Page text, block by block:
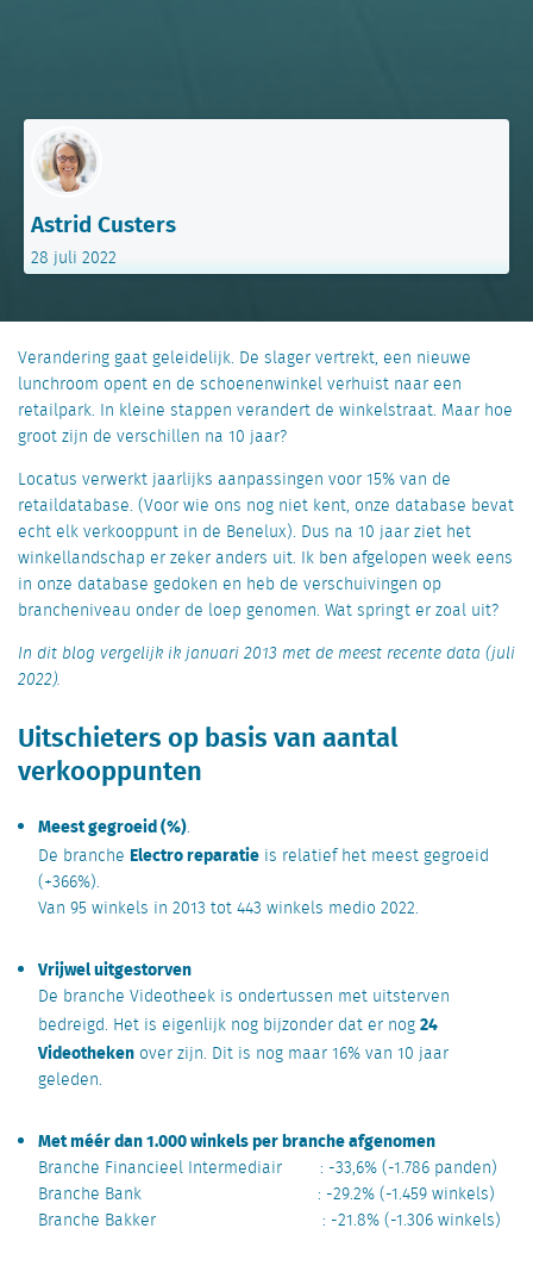
Astrid Custers
28 juli 2022
Verandering gaat geleidelijk. De slager vertrekt, een nieuwe
lunchroom opent en de schoenenwinkel verhuist naar een
retailpark. In kleine stappen verandert de winkelstraat. Maar hoe
groot zijn de verschillen na 10 jaar?
Locatus verwerkt jaarlijks aanpassingen voor 15% van de
retaildatabase. (Voor wie ons nog niet kent, onze database bevat
echt elk verkooppunt in de Benelux). Dus na 10 jaar ziet het
winkellandschap er zeker anders uit. Ik ben afgelopen week eens
in onze database gedoken en heb de verschuivingen op
brancheniveau onder de loep genomen. Wat springt er zoal uit?
In dit blog vergelijk ik januari 2013 met de meest recente data (juli
2022).
Uitschieters op basis van aantal
verkooppunten
Meest gegroeid (%).
De branche Electro reparatieis relatief het meest gegroeid
(+366%).
Van 95 winkels in 2013 tot 443 winkels medio 2022.
Vrijwel uitgestorven
De branche Videotheek is ondertussen met uitsterven
bedreigd. Het is eigenlijk nog bijzonder dat er nog24
Videothekenover zijn. Dit is nog maar 16% van 10 jaar
geleden.
Met méér dan 1.000 winkels per branche afgenomen
Branche Financieel Intermediair : -33,6% (-1.786 panden)
Branche Bank : -29.2% (-1.459 winkels)
Branche Bakker : -21.8% (-1.306 winkels)